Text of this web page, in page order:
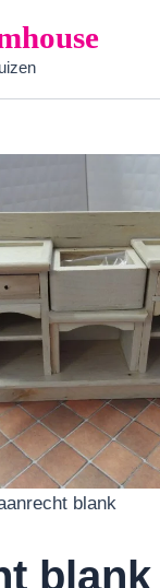
blank
blank